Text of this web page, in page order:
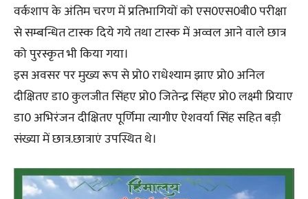
वर्कशाप के अंतिम चरण में प्रतिभागियों को एस0एस0बी0 परीक्षा
से सम्बन्धित टास्क दिये गये तथा टास्क में अव्वल आने वाले छात्र
को पुरस्कृत भी किया गया।
इस अवसर पर मुख्य रूप से प्रो0 राधेश्याम झाए प्रो0 अनिल
दीक्षितए डा0 कुलजीत सिंहए प्रो0 जितेन्द्र सिंहए प्रो0 लक्ष्मी प्रियाए
डा0 अभिरंजन दीक्षितए पूर्णिमा त्यागीए ऐशवर्या सिंह सहित बड़ी
संख्या में छात्र.छात्राएं उपस्थित थे।